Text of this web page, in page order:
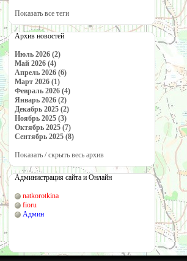
Показать все теги
Архив новостей
Июль 2026 (2)
Май 2026 (4)
Апрель 2026 (6)
Март 2026 (1)
Февраль 2026 (4)
Январь 2026 (2)
Декабрь 2025 (2)
Ноябрь 2025 (3)
Октябрь 2025 (7)
Сентябрь 2025 (8)
Показать / скрыть весь архив
Администрация сайта и Онлайн
natkorotkina
fioru
Админ